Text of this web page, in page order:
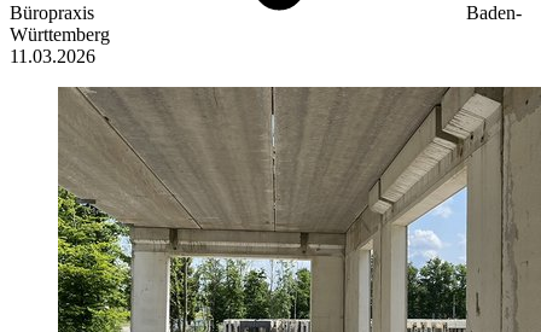
Büropraxis
Baden-
Württemberg
11.03.2026